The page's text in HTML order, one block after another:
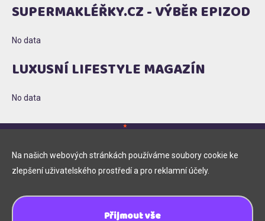
SUPERMAKLÉŘKY.CZ - VÝBĚR EPIZOD
No data
LUXUSNÍ LIFESTYLE MAGAZÍN
No data
Přijmout vše
Na našich webových stránkách používáme soubory cookie ke
zlepšení uživatelského prostředí a pro reklamní účely.